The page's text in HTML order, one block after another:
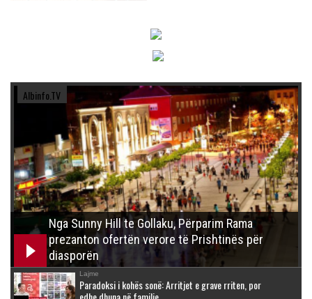
Albinfo.TV
Nga Sunny Hill te Gollaku, Përparim Rama
prezanton ofertën verore të Prishtinës për
diasporën
Lajme
Paradoksi i kohës sonë: Arritjet e grave rriten, por